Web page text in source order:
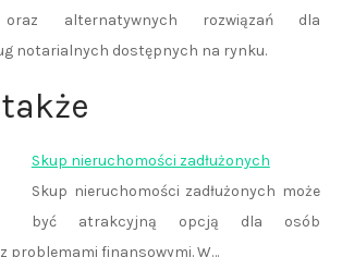
oraz alternatywnych rozwiązań dla
notarialnych dostępnych na rynku.
Skup nieruchomości zadłużonych
Skup nieruchomości zadłużonych może
być atrakcyjną opcją dla osób
problemami finansowymi. W…